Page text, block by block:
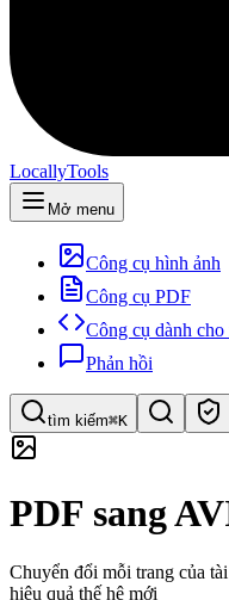
LocallyTools
Mở menu
Công cụ hình ảnh
Công cụ PDF
Công cụ dành cho
Phản hồi
tìm kiếm⌘K
Tìm kiếm nhanh công cụ
PDF sang
Chuyển đổi mỗi trang của
hiệu quả thế hệ mới